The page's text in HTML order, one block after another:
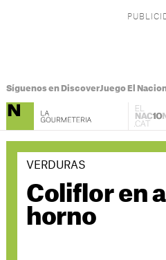
Síguenos en DiscoverJuego El
VERDURAS
Coliflor en
horno